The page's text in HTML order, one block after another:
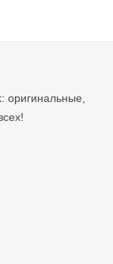
оригинальные,